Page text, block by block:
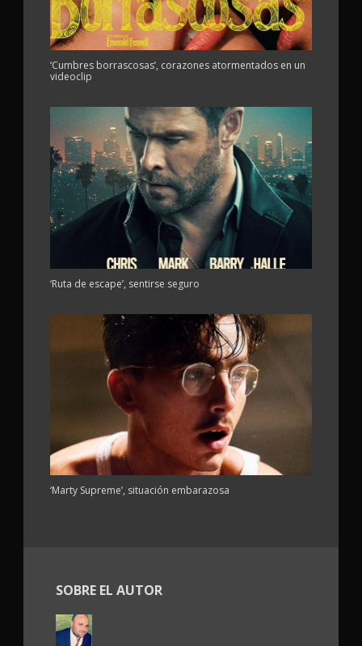
‘Cumbres borrascosas’, corazones atormentados en un
videoclip
‘Ruta de escape’, sentirse seguro
‘Marty Supreme’, situación embarazosa
SOBRE EL AUTOR